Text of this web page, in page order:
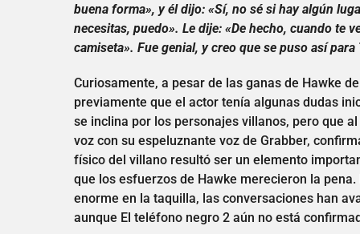
buena forma», y él dijo: «Sí, no sé si hay algún
necesitas, puedo». Le dije: «De hecho, cuando te
camiseta». Fue genial, y creo que se puso así
Curiosamente, a pesar de las ganas de Hawke
previamente que el actor tenía algunas dudas
se inclina por los personajes villanos, pero que
voz con su espeluznante voz de Grabber,
físico del villano resultó ser un elemento
que los esfuerzos de Hawke merecieron la
enorme en la taquilla, las conversaciones han
aunque El teléfono negro 2 aún no está